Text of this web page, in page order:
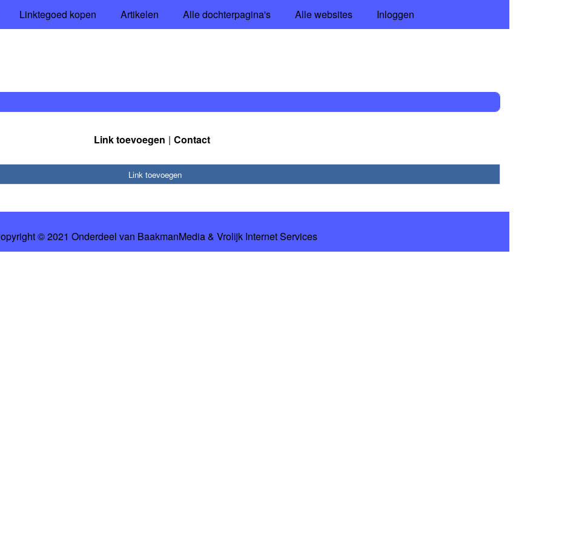
Linktegoed kopen Artikelen Alle dochterpagina's Alle websites Inloggen
Link toevoegen Contact
Link toevoegen
© 2021 Onderdeel van BaakmanMedia& Vrolijk Internet Services